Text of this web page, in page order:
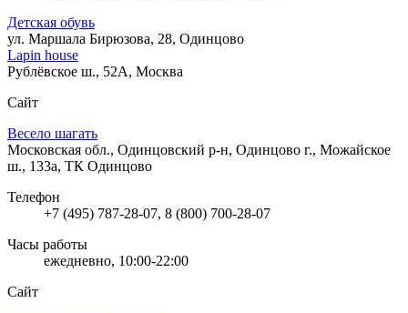
Детская обувь
ул. Маршала Бирюзова, 28, Одинцово
Lapin house
Рублёвское ш., 52А, Москва
Сайт
Весело шагать
Московская обл., Одинцовский р-н, Одинцово г., Можайское
ш., 133а, ТК Одинцово
Телефон
+7 (495) 787-28-07, 8 (800) 700-28-07
Часы работы
ежедневно, 10:00-22:00
Сайт